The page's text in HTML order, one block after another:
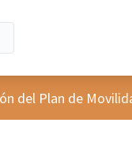
del Plan de